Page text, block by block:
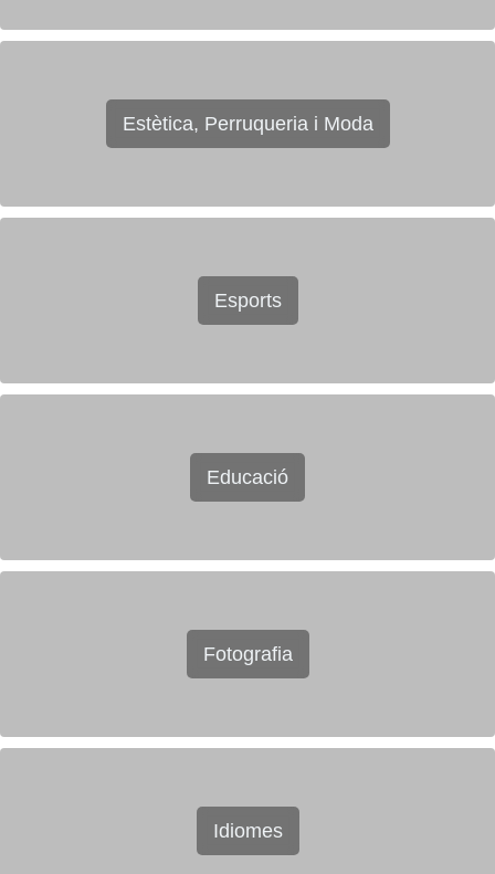
Estètica, Perruqueria i Moda
Esports
Educació
Fotografia
Idiomes